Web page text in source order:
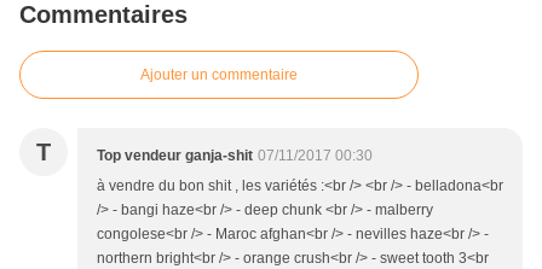
Commentaires
Ajouter un commentaire
T Top vendeur ganja-shit 07/11/2017 00:30
à vendre du bon shit , les variétés :<br /> <br /> - belladona<br
/> - bangi haze<br /> - deep chunk <br /> - malberry
congolese<br /> - Maroc afghan<br /> - nevilles haze<br /> -
northern bright<br /> - orange crush<br /> - sweet tooth 3<br